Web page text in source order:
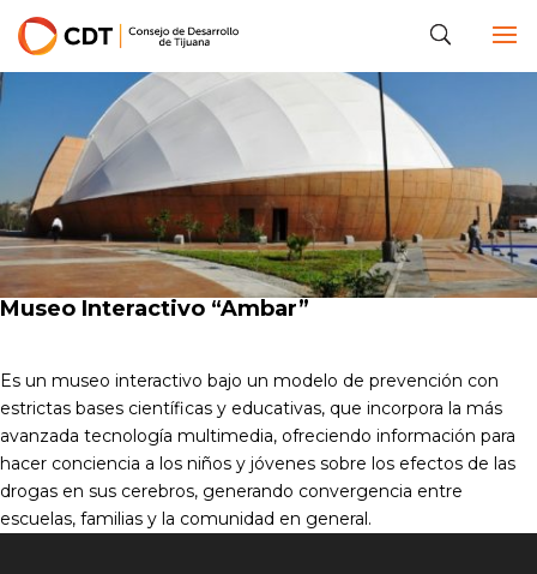
Museo Interactivo “Ambar”
Es un museo interactivo bajo un modelo de prevención con
estrictas bases científicas y educativas, que incorpora la más
avanzada tecnología multimedia, ofreciendo información para
hacer conciencia a los niños y jóvenes sobre los efectos de las
drogas en sus cerebros, generando convergencia entre
escuelas, familias y la comunidad en general.